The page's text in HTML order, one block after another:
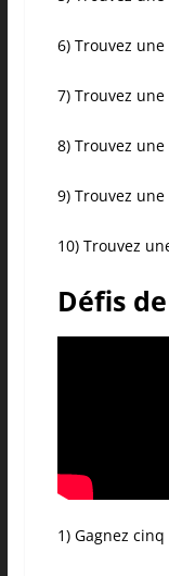
6) Trouvez
7) Trouvez
8) Trouvez
9) Trouvez
10) Trouvez
Défis
1) Gagnez